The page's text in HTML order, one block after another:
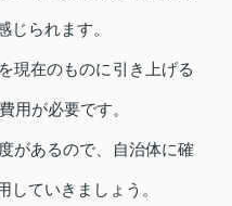
じられます。
現在のものに引き上げる
用が必要です。
があるので、自治体に確
していきましょう。